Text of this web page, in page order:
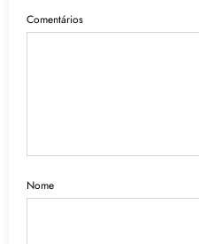
Comentários
Nome